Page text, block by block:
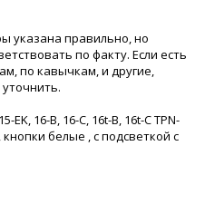
указана правильно, но
по факту. Если есть
по кавычкам, и другие,
EK, 16-B, 16-C, 16t-B, 16t-C TPN-
кнопки белые , с подсветкой с